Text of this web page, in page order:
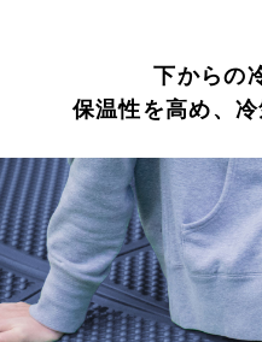
下からの
保温性を高め、